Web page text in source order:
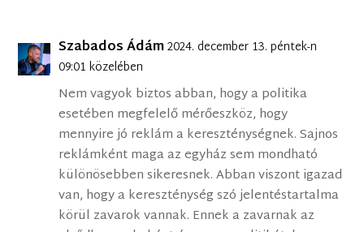
Szabados Ádám2024. december 13. péntek-n
09:01 közelében
Nem vagyok biztos abban, hogy a politika
esetében megfelelő mérőeszköz, hogy
mennyire jó reklám a kereszténységnek. Sajnos
reklámként maga az egyház sem mondható
különösebben sikeresnek. Abban viszont igazad
van, hogy a kereszténység szó jelentéstartalma
körül zavarok vannak. Ennek a zavarnak az